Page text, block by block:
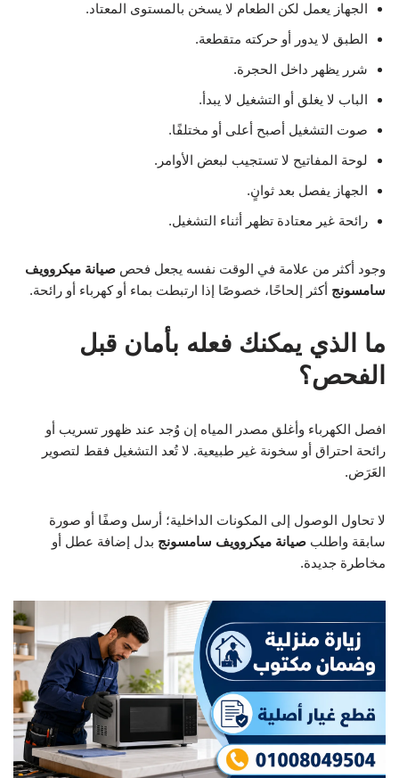
الجهاز يعمل لكن الطعام لا يسخن بالمستوى المعتاد.
الطبق لا يدور أو حركته متقطعة.
شرر يظهر داخل الحجرة.
الباب لا يغلق أو التشغيل لا يبدأ.
صوت التشغيل أصبح أعلى أو مختلفًا.
لوحة المفاتيح لا تستجيب لبعض الأوامر.
الجهاز يفصل بعد ثوانٍ.
رائحة غير معتادة تظهر أثناء التشغيل.
وجود أكثر من علامة في الوقت نفسه يجعل فحص صيانة ميكروويف
سامسونج أكثر إلحاحًا، خصوصًا إذا ارتبطت بماء أو كهرباء أو رائحة.
ما الذي يمكنك فعله بأمان قبل
الفحص؟
افصل الكهرباء وأغلق مصدر المياه إن وُجد عند ظهور تسريب أو
رائحة احتراق أو سخونة غير طبيعية. لا تُعد التشغيل فقط لتصوير
العَرَض.
لا تحاول الوصول إلى المكونات الداخلية؛ أرسل وصفًا أو صورة
سابقة واطلب صيانة ميكروويف سامسونج بدل إضافة عطل أو
مخاطرة جديدة.